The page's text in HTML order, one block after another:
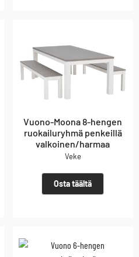
Vuono-Moona 8-hengen
ruokailuryhmä penkeillä
valkoinen/harmaa
Veke
Osta täältä